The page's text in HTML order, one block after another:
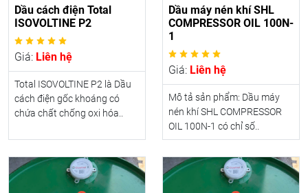
Dầu cách điện Total
ISOVOLTINE P2
Giá: Liên hệ
Total ISOVOLTINE P2 là Dầu
cách điện gốc khoáng có
chứa chất chống oxi hóa..
Dầu máy nén khí SHL
COMPRESSOR OIL 100N-
1
Giá: Liên hệ
Mô tả sản phẩm: Dầu máy
nén khí SHL COMPRESSOR
OIL 100N-1 có chỉ số..